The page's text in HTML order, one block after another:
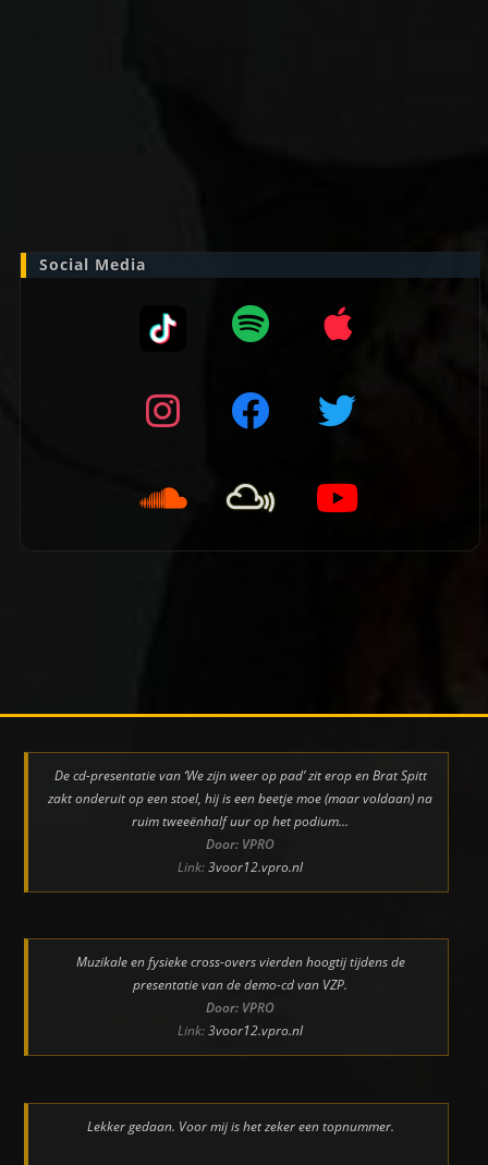
Social Media
De cd-presentatie van ‘We zijn weer op pad’ zit erop en Brat Spitt
zakt onderuit op een stoel, hij is een beetje moe (maar voldaan) na
ruim tweeënhalf uur op het podium…
Door: VPRO
Link:3voor12.vpro.nl
Muzikale en fysieke cross-overs vierden hoogtij tijdens de
presentatie van de demo-cd van VZP.
Door: VPRO
Link:3voor12.vpro.nl
Lekker gedaan. Voor mij is het zeker een topnummer.